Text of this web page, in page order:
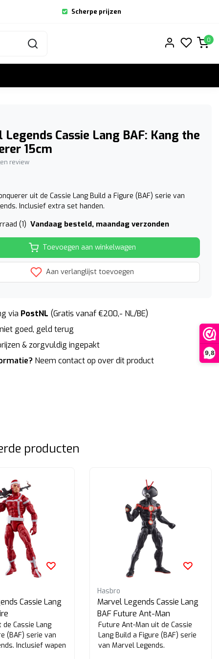
9,8
Scherpe prijzen
0
Legends Cassie Lang BAF: Kang the
15cm
review
uit de Cassie Lang Build a Figure (BAF) serie van
Inclusief extra set handen.
(1) Vandaag besteld, maandag verzonden
Toevoegen aan winkelwagen
Aan verlanglijst toevoegen
via PostNL (Gratis vanaf €200,- NL/BE)
goed, geld terug
& zorgvuldig ingepakt
Neem contact op over dit product
producten
Cassie Lang
Cassie Lang
(BAF) serie van
Inclusief wapen
Hasbro
Marvel Legends Cassie Lang
BAF Future Ant-Man
Future Ant-Man uit de Cassie
Lang Build a Figure (BAF) serie
van Marvel Legends.